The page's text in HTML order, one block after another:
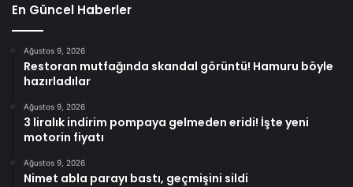
En Güncel Haberler
Ağustos 9, 2026
Restoran mutfağında skandal görüntü! Hamuru böyle
hazırladılar
Ağustos 9, 2026
3 liralık indirim pompaya gelmeden eridi! İşte yeni
motorin fiyatı
Ağustos 9, 2026
Nimet abla parayı bastı, geçmişini sildi